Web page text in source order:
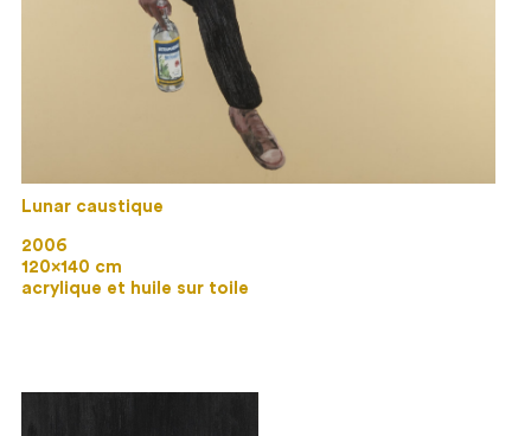
Lunar caustique
2006
120×140 cm
acrylique et huile sur toile